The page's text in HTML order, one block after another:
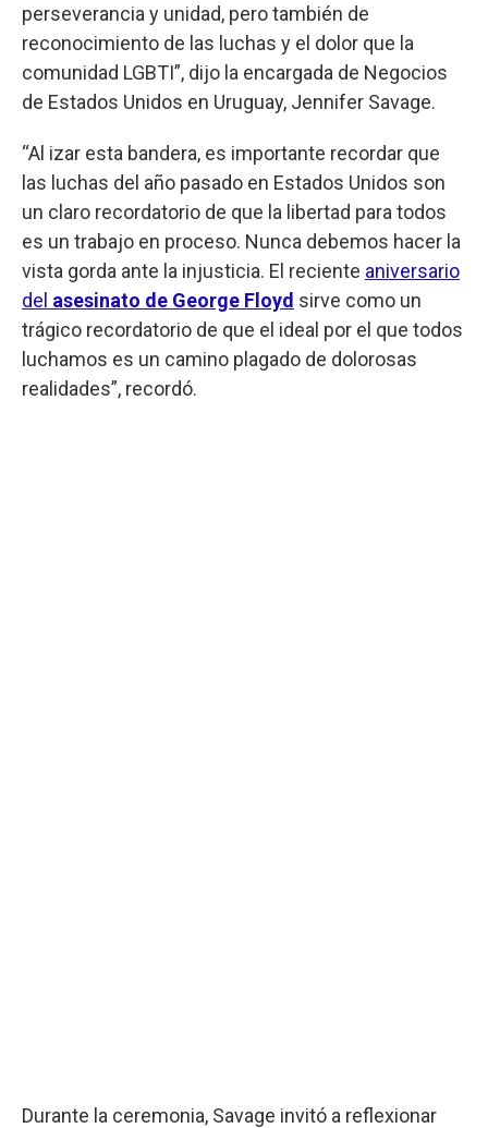
perseverancia y unidad, pero también de
reconocimiento de las luchas y el dolor que la
comunidad LGBTI”, dijo la encargada de Negocios
de Estados Unidos en Uruguay, Jennifer Savage.
“Al izar esta bandera, es importante recordar que
las luchas del año pasado en Estados Unidos son
un claro recordatorio de que la libertad para todos
es un trabajo en proceso. Nunca debemos hacer la
vista gorda ante la injusticia. El reciente aniversario
del asesinato de George Floyd sirve como un
trágico recordatorio de que el ideal por el que todos
luchamos es un camino plagado de dolorosas
realidades”, recordó.
Durante la ceremonia, Savage invitó a reflexionar